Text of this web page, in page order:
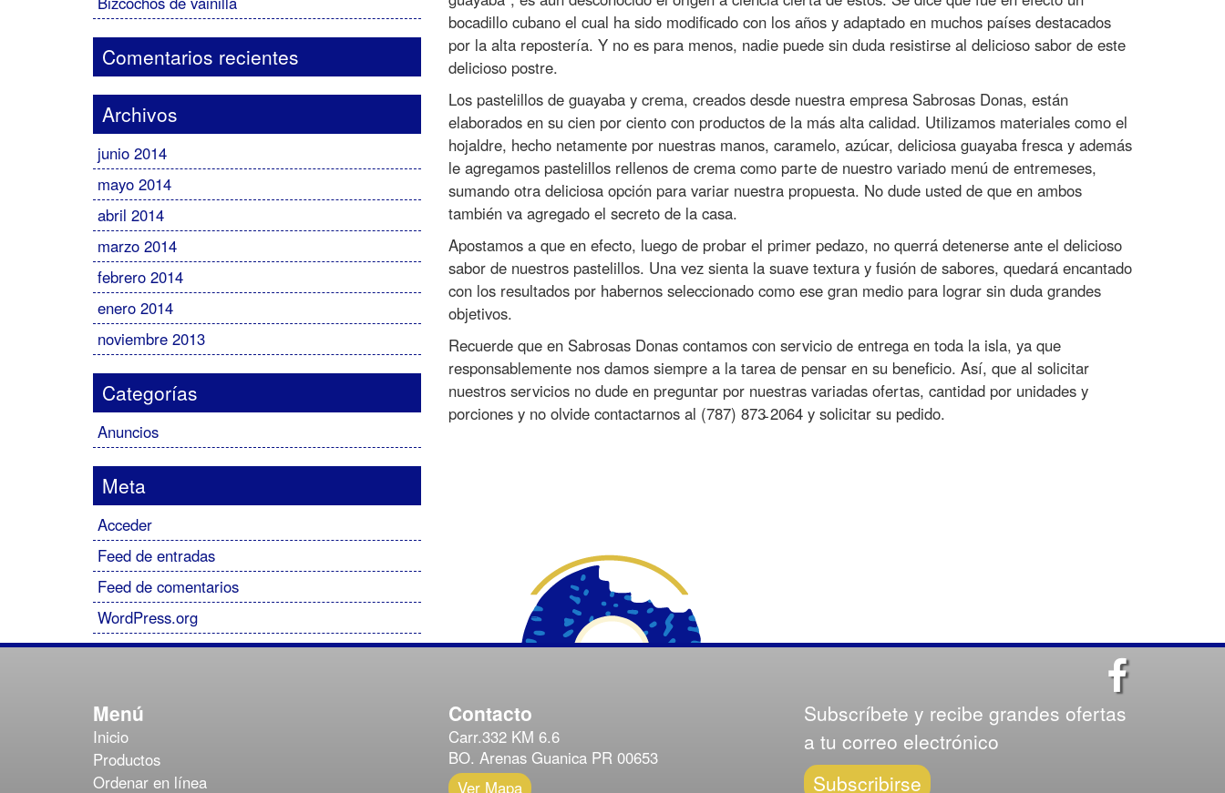
Comentarios recientes
Archivos
junio 2014
mayo 2014
abril 2014
marzo 2014
febrero 2014
enero 2014
noviembre 2013
Categorías
Anuncios
Meta
Acceder
Feed de entradas
Feed de comentarios
WordPress.org
bocadillo cubano el cual ha sido modificado con los años y adaptado en muchos países destacados
por la alta repostería. Y no es para menos, nadie puede sin duda resistirse al delicioso sabor de este
delicioso postre.
Los pastelillos de guayaba y crema, creados desde nuestra empresa Sabrosas Donas, están
elaborados en su cien por ciento con productos de la más alta calidad. Utilizamos materiales como el
hojaldre, hecho netamente por nuestras manos, caramelo, azúcar, deliciosa guayaba fresca y además
le agregamos pastelillos rellenos de crema como parte de nuestro variado menú de entremeses,
sumando otra deliciosa opción para variar nuestra propuesta. No dude usted de que en ambos
también va agregado el secreto de la casa.
Apostamos a que en efecto, luego de probar el primer pedazo, no querrá detenerse ante el delicioso
sabor de nuestros pastelillos. Una vez sienta la suave textura y fusión de sabores, quedará encantado
con los resultados por habernos seleccionado como ese gran medio para lograr sin duda grandes
objetivos.
Recuerde que en Sabrosas Donas contamos con servicio de entrega en toda la isla, ya que
responsablemente nos damos siempre a la tarea de pensar en su beneficio. Así, que al solicitar
nuestros servicios no dude en preguntar por nuestras variadas ofertas, cantidad por unidades y
porciones y no olvide contactarnos al (787) 873̵ 2064 y solicitar su pedido.
Menú
Inicio
Productos
Ordenar en línea
Contacto
Carr.332 KM 6.6
BO. Arenas Guanica PR 00653
Ver Mapa
Subscríbete y recibe grandes ofertas
a tu correo electrónico
Subscribirse